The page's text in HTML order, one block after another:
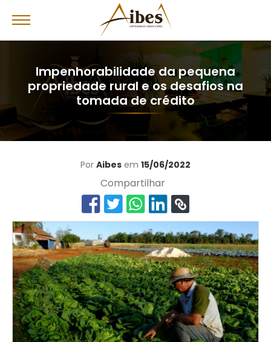
Impenhorabilidade da pequena
propriedade rural e os desafios na
tomada de crédito
Por Aibes em 15/06/2022
Compartilhar